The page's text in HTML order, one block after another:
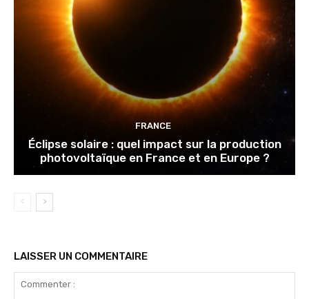
FRANCE
Éclipse solaire : quel impact sur la production
photovoltaïque en France et en Europe ?
LAISSER UN COMMENTAIRE